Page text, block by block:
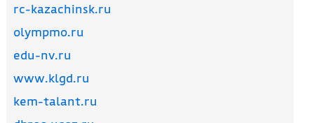
rc-kazachinsk.ru
olympmo.ru
edu-nv.ru
www.klgd.ru
kem-talant.ru